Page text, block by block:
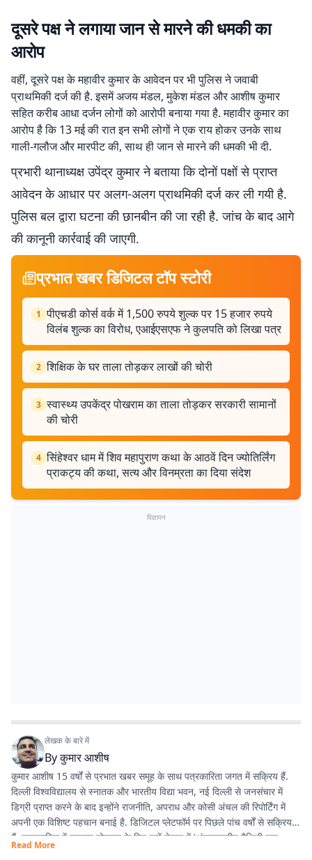
दूसरे पक्ष ने लगाया जान से मारने की धमकी का
आरोप
वहीं, दूसरे पक्ष के महावीर कुमार के आवेदन पर भी पुलिस ने जवाबी
प्राथमिकी दर्ज की है. इसमें अजय मंडल, मुकेश मंडल और आशीष कुमार
सहित करीब आधा दर्जन लोगों को आरोपी बनाया गया है. महावीर कुमार का
आरोप है कि 13 मई की रात इन सभी लोगों ने एक राय होकर उनके साथ
गाली-गलौज और मारपीट की, साथ ही जान से मारने की धमकी भी दी.
प्रभारी थानाध्यक्ष उपेंद्र कुमार ने बताया कि दोनों पक्षों से प्राप्त
आवेदन के आधार पर अलग-अलग प्राथमिकी दर्ज कर ली गयी है.
पुलिस बल द्वारा घटना की छानबीन की जा रही है. जांच के बाद आगे
की कानूनी कार्रवाई की जाएगी.
प्रभात खबर डिजिटल टॉप स्टोरी
1 पीएचडी कोर्स वर्क में 1,500 रुपये शुल्क पर 15 हजार रुपये
विलंब शुल्क का विरोध, एआईएसएफ ने कुलपति को लिखा पत्र
2 शिक्षिक के घर ताला तोड़कर लाखों की चोरी
3 स्वास्थ्य उपकेंद्र पोखराम का ताला तोड़कर सरकारी सामानों
की चोरी
4 सिंहेश्वर धाम में शिव महापुराण कथा के आठवें दिन ज्योतिर्लिंग
प्राकट्य की कथा, सत्य और विनम्रता का दिया संदेश
विज्ञापन
लेखक के बारे में
Byकुमार आशीष
कुमार आशीष 15 वर्षों से प्रभात खबर समूह के साथ पत्रकारिता जगत में सक्रिय हैं.
दिल्ली विश्वविद्यालय से स्नातक और भारतीय विद्या भवन, नई दिल्ली से जनसंचार में
डिग्री प्राप्त करने के बाद इन्होंने राजनीति, अपराध और कोसी अंचल की रिपोर्टिंग में
अपनी एक विशिष्ट पहचान बनाई है. डिजिटल प्लेटफॉर्म पर पिछले पांच वर्षों से सक्रिय
हैं. पत्रकारिता में उत्कृष्ट योगदान के लिए इन्हें नेपाल में 'अंतरराष्ट्रीय मैथिली युवा
पत्रकारिता सम्मान' से नवाजा जा चुका है.
Read More